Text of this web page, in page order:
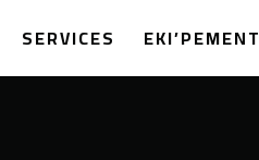
SERVICES EKI’PEMENT